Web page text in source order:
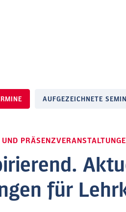
AUFGEZEICHNETE
für